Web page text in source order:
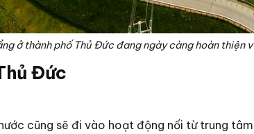
ở thành phố Thủ Đức đang ngày càng hoàn thiện
Đức
cũng sẽ đi vào hoạt động nối từ trung